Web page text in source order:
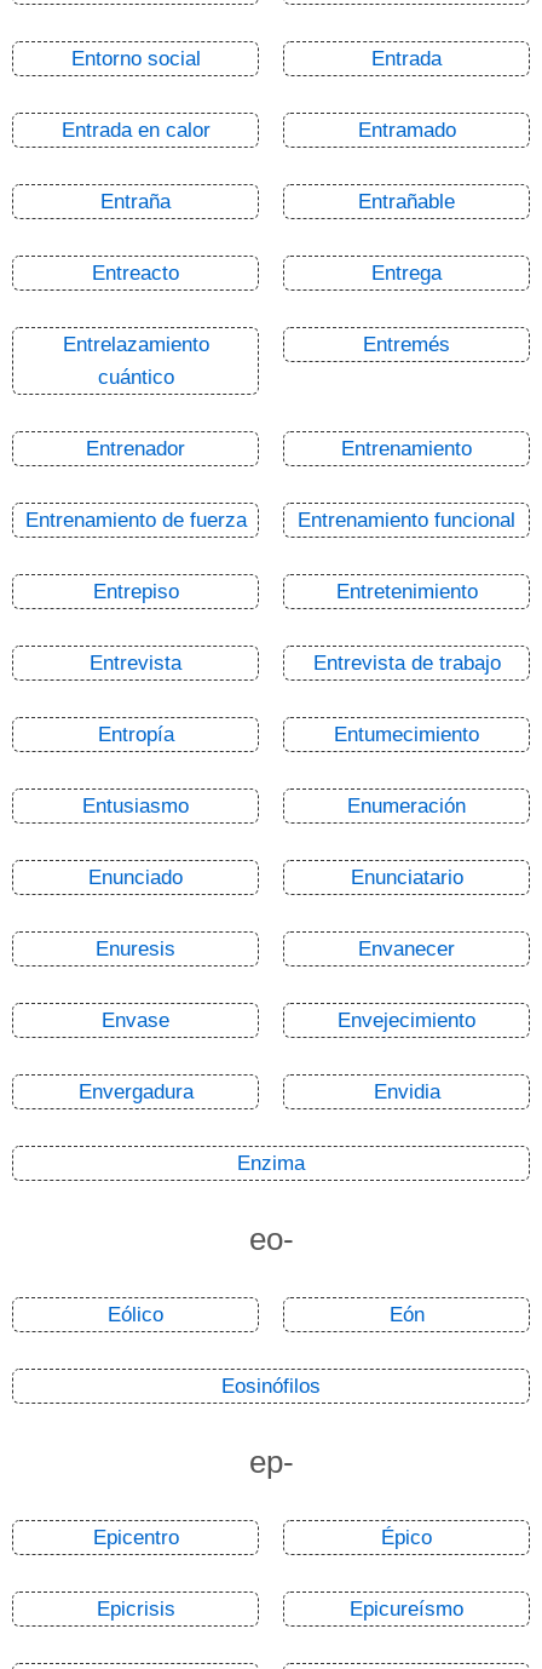
Entorno social Entrada
Entrada en calor Entramado
Entraña Entrañable
Entreacto Entrega
Entrelazamiento
cuántico
Entremés
Entrenador Entrenamiento
Entrenamiento de fuerza Entrenamiento funcional
Entrepiso Entretenimiento
Entrevista Entrevista de trabajo
Entropía Entumecimiento
Entusiasmo Enumeración
Enunciado Enunciatario
Enuresis Envanecer
Envase Envejecimiento
Envergadura Envidia
Enzima
eo-
Eólico Eón
Eosinófilos
ep-
Epicentro Épico
Epicrisis Epicureísmo